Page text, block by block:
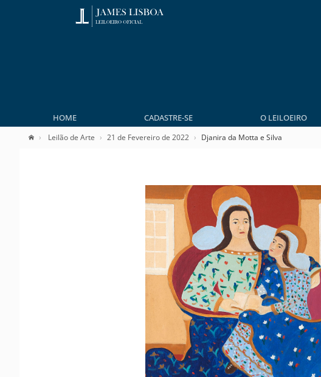
HOME CADASTRE-SE O LEILOEIRO
Leilão de Arte 21 de Fevereiro de 2022 Djanira da Motta e Silva